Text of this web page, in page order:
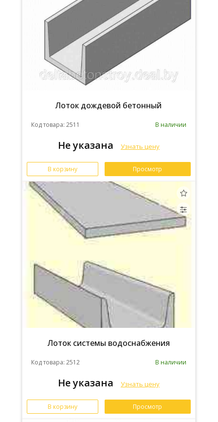
Лоток дождевой бетонный
Код товара: 2511 В наличии
Не указана Узнать цену
В корзину Просмотр
Лоток системы водоснабжения
Код товара: 2512 В наличии
Не указана Узнать цену
В корзину Просмотр